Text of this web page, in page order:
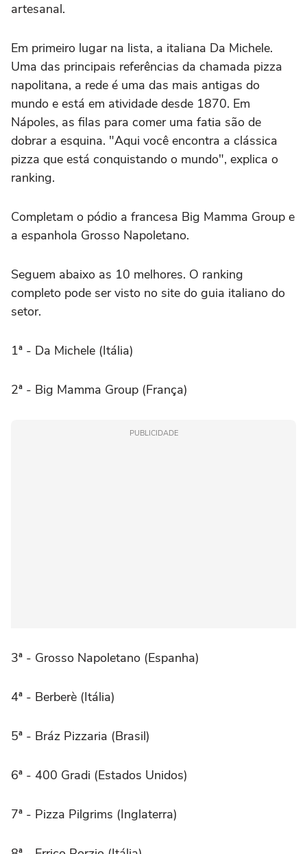
artesanal.
Em primeiro lugar na lista, a italiana Da Michele.
Uma das principais referências da chamada pizza
napolitana, a rede é uma das mais antigas do
mundo e está em atividade desde 1870. Em
Nápoles, as filas para comer uma fatia são de
dobrar a esquina. "Aqui você encontra a clássica
pizza que está conquistando o mundo", explica o
ranking.
Completam o pódio a francesa Big Mamma Group e
a espanhola Grosso Napoletano.
Seguem abaixo as 10 melhores. O ranking
completo pode ser visto no site do guia italiano do
setor.
1ª - Da Michele (Itália)
2ª - Big Mamma Group (França)
PUBLICIDADE
3ª - Grosso Napoletano (Espanha)
4ª - Berberè (Itália)
5ª - Bráz Pizzaria (Brasil)
6ª - 400 Gradi (Estados Unidos)
7ª - Pizza Pilgrims (Inglaterra)